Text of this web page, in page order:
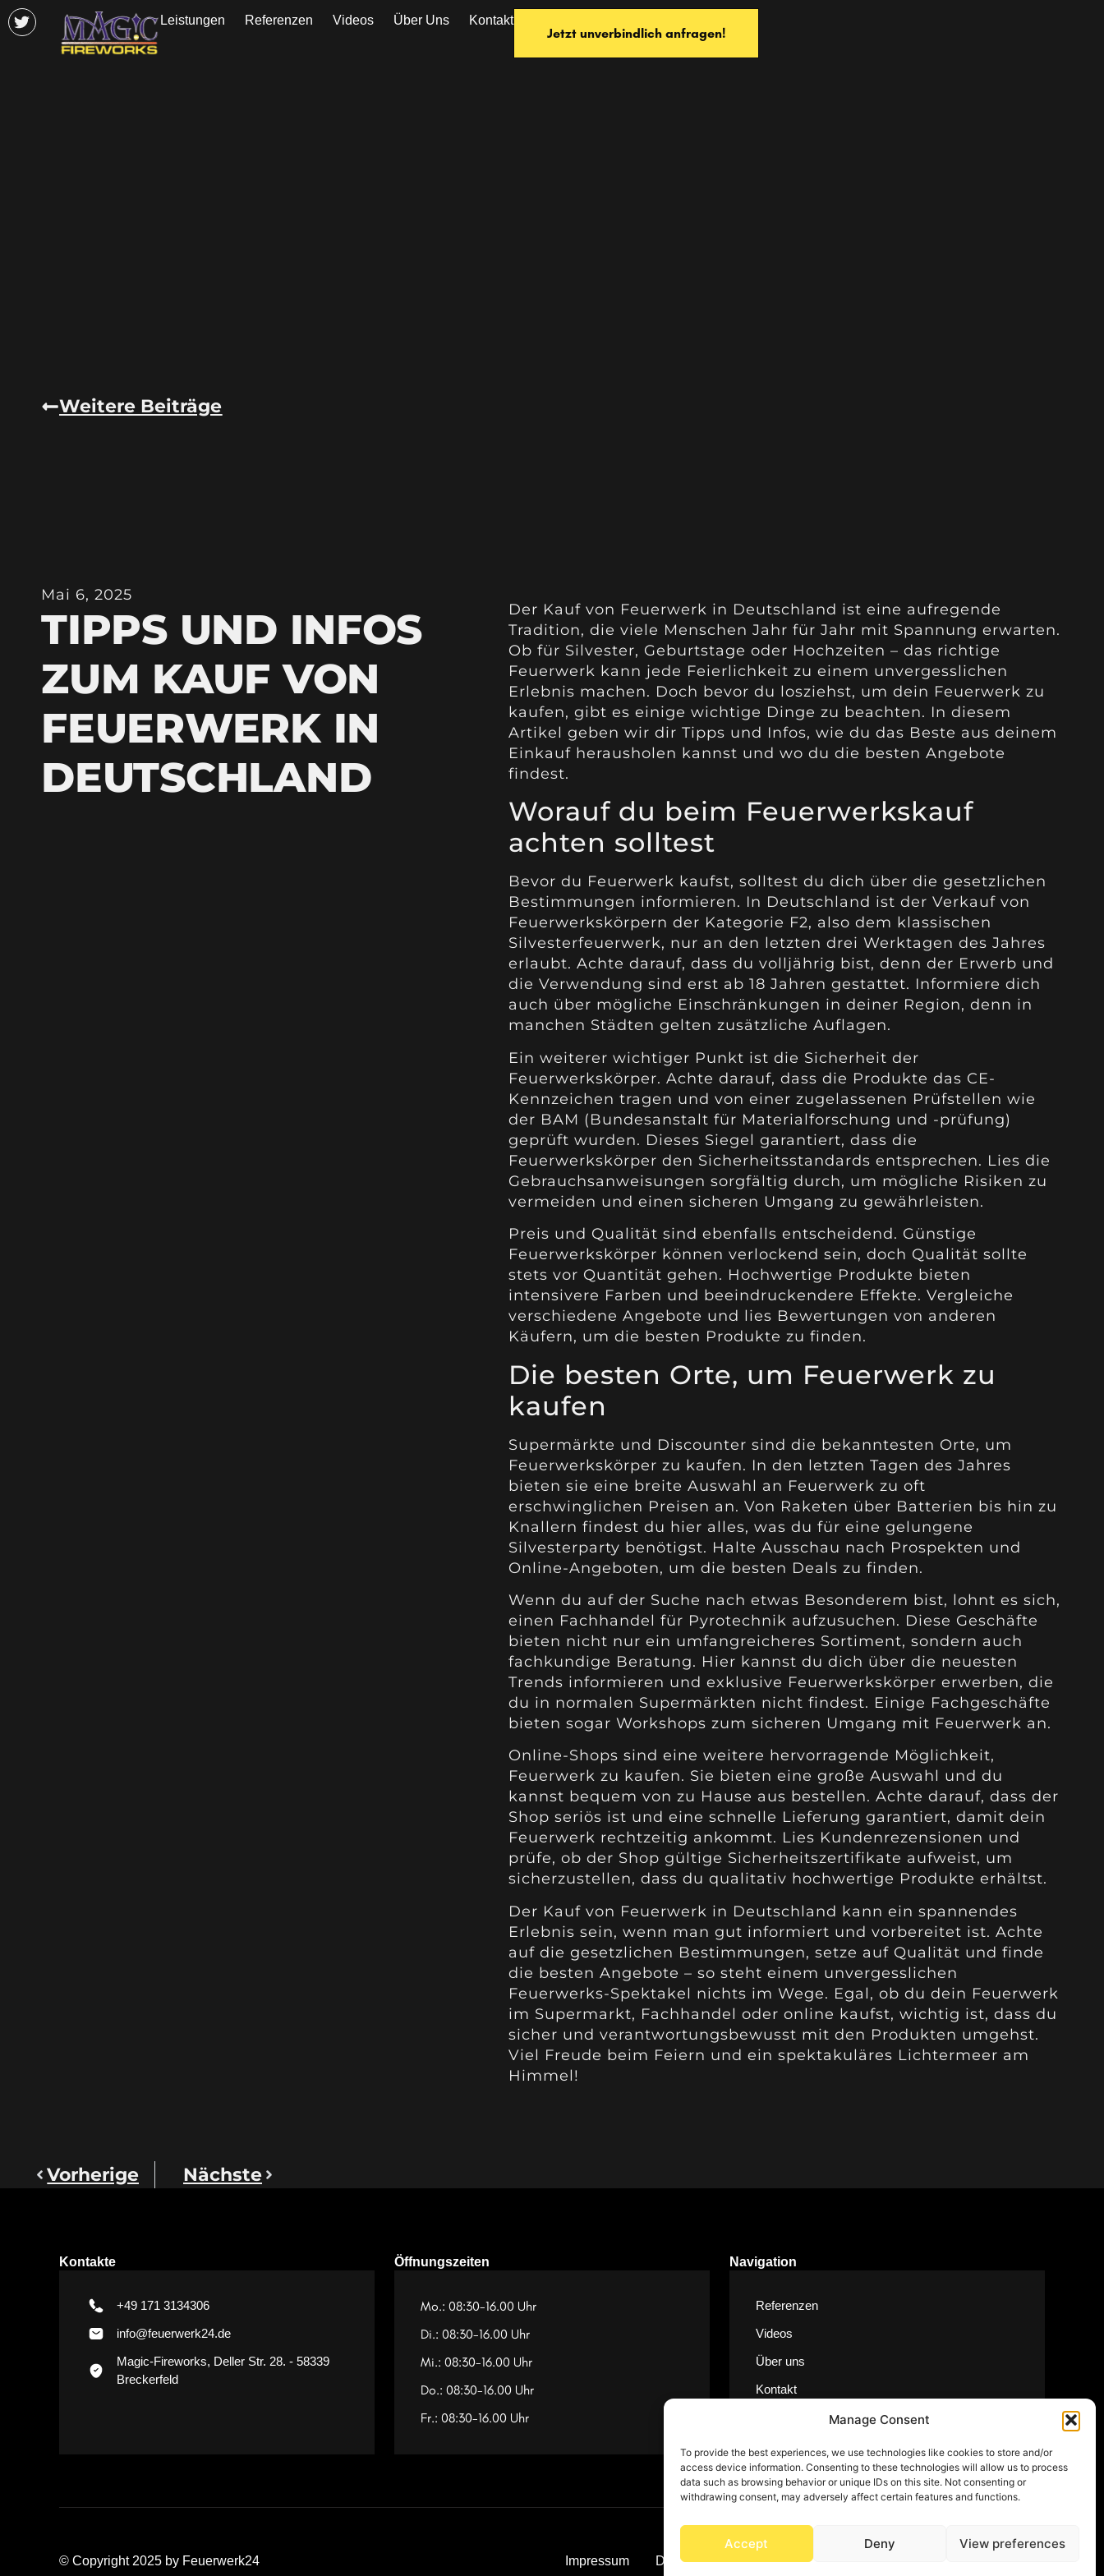
Manage Consent
To provide the best experiences, we use technologies like cookies to store and/or
access device information. Consenting to these technologies will allow us to process
data such as browsing behavior or unique IDs on this site. Not consenting or
withdrawing consent, may adversely affect certain features and functions.
Accept Deny View preferences
Leistungen Referenzen Videos Über Uns Kontakt
Jetzt unverbindlich anfragen!
Weitere Beiträge
Mai 6, 2025
TIPPS UND INFOS
ZUM KAUF VON
FEUERWERK IN
DEUTSCHLAND
Der Kauf von Feuerwerk in Deutschland ist eine aufregende
Tradition, die viele Menschen Jahr für Jahr mit Spannung erwarten.
Ob für Silvester, Geburtstage oder Hochzeiten – das richtige
Feuerwerk kann jede Feierlichkeit zu einem unvergesslichen
Erlebnis machen. Doch bevor du losziehst, um dein Feuerwerk zu
kaufen, gibt es einige wichtige Dinge zu beachten. In diesem
Artikel geben wir dir Tipps und Infos, wie du das Beste aus deinem
Einkauf herausholen kannst und wo du die besten Angebote
findest.
Worauf du beim Feuerwerkskauf
achten solltest
Bevor du Feuerwerk kaufst, solltest du dich über die gesetzlichen
Bestimmungen informieren. In Deutschland ist der Verkauf von
Feuerwerkskörpern der Kategorie F2, also dem klassischen
Silvesterfeuerwerk, nur an den letzten drei Werktagen des Jahres
erlaubt. Achte darauf, dass du volljährig bist, denn der Erwerb und
die Verwendung sind erst ab 18 Jahren gestattet. Informiere dich
auch über mögliche Einschränkungen in deiner Region, denn in
manchen Städten gelten zusätzliche Auflagen.
Ein weiterer wichtiger Punkt ist die Sicherheit der
Feuerwerkskörper. Achte darauf, dass die Produkte das CE-
Kennzeichen tragen und von einer zugelassenen Prüfstellen wie
der BAM (Bundesanstalt für Materialforschung und -prüfung)
geprüft wurden. Dieses Siegel garantiert, dass die
Feuerwerkskörper den Sicherheitsstandards entsprechen. Lies die
Gebrauchsanweisungen sorgfältig durch, um mögliche Risiken zu
vermeiden und einen sicheren Umgang zu gewährleisten.
Preis und Qualität sind ebenfalls entscheidend. Günstige
Feuerwerkskörper können verlockend sein, doch Qualität sollte
stets vor Quantität gehen. Hochwertige Produkte bieten
intensivere Farben und beeindruckendere Effekte. Vergleiche
verschiedene Angebote und lies Bewertungen von anderen
Käufern, um die besten Produkte zu finden.
Die besten Orte, um Feuerwerk zu
kaufen
Supermärkte und Discounter sind die bekanntesten Orte, um
Feuerwerkskörper zu kaufen. In den letzten Tagen des Jahres
bieten sie eine breite Auswahl an Feuerwerk zu oft
erschwinglichen Preisen an. Von Raketen über Batterien bis hin zu
Knallern findest du hier alles, was du für eine gelungene
Silvesterparty benötigst. Halte Ausschau nach Prospekten und
Online-Angeboten, um die besten Deals zu finden.
Wenn du auf der Suche nach etwas Besonderem bist, lohnt es sich,
einen Fachhandel für Pyrotechnik aufzusuchen. Diese Geschäfte
bieten nicht nur ein umfangreicheres Sortiment, sondern auch
fachkundige Beratung. Hier kannst du dich über die neuesten
Trends informieren und exklusive Feuerwerkskörper erwerben, die
du in normalen Supermärkten nicht findest. Einige Fachgeschäfte
bieten sogar Workshops zum sicheren Umgang mit Feuerwerk an.
Online-Shops sind eine weitere hervorragende Möglichkeit,
Feuerwerk zu kaufen. Sie bieten eine große Auswahl und du
kannst bequem von zu Hause aus bestellen. Achte darauf, dass der
Shop seriös ist und eine schnelle Lieferung garantiert, damit dein
Feuerwerk rechtzeitig ankommt. Lies Kundenrezensionen und
prüfe, ob der Shop gültige Sicherheitszertifikate aufweist, um
sicherzustellen, dass du qualitativ hochwertige Produkte erhältst.
Der Kauf von Feuerwerk in Deutschland kann ein spannendes
Erlebnis sein, wenn man gut informiert und vorbereitet ist. Achte
auf die gesetzlichen Bestimmungen, setze auf Qualität und finde
die besten Angebote – so steht einem unvergesslichen
Feuerwerks-Spektakel nichts im Wege. Egal, ob du dein Feuerwerk
im Supermarkt, Fachhandel oder online kaufst, wichtig ist, dass du
sicher und verantwortungsbewusst mit den Produkten umgehst.
Viel Freude beim Feiern und ein spektakuläres Lichtermeer am
Himmel!
Vorherige Nächste
Kontakte
+49 171 3134306
info@feuerwerk24.de
Magic-Fireworks, Deller Str. 28. - 58339
Breckerfeld
Öffnungszeiten
Mo.: 08:30-16.00 Uhr
Di.: 08:30-16.00 Uhr
Mi.: 08:30-16.00 Uhr
Do.: 08:30-16.00 Uhr
Fr.: 08:30-16.00 Uhr
Navigation
Referenzen
Videos
Über uns
Kontakt
© Copyright 2025 by Feuerwerk24 Impressum Datenschutz